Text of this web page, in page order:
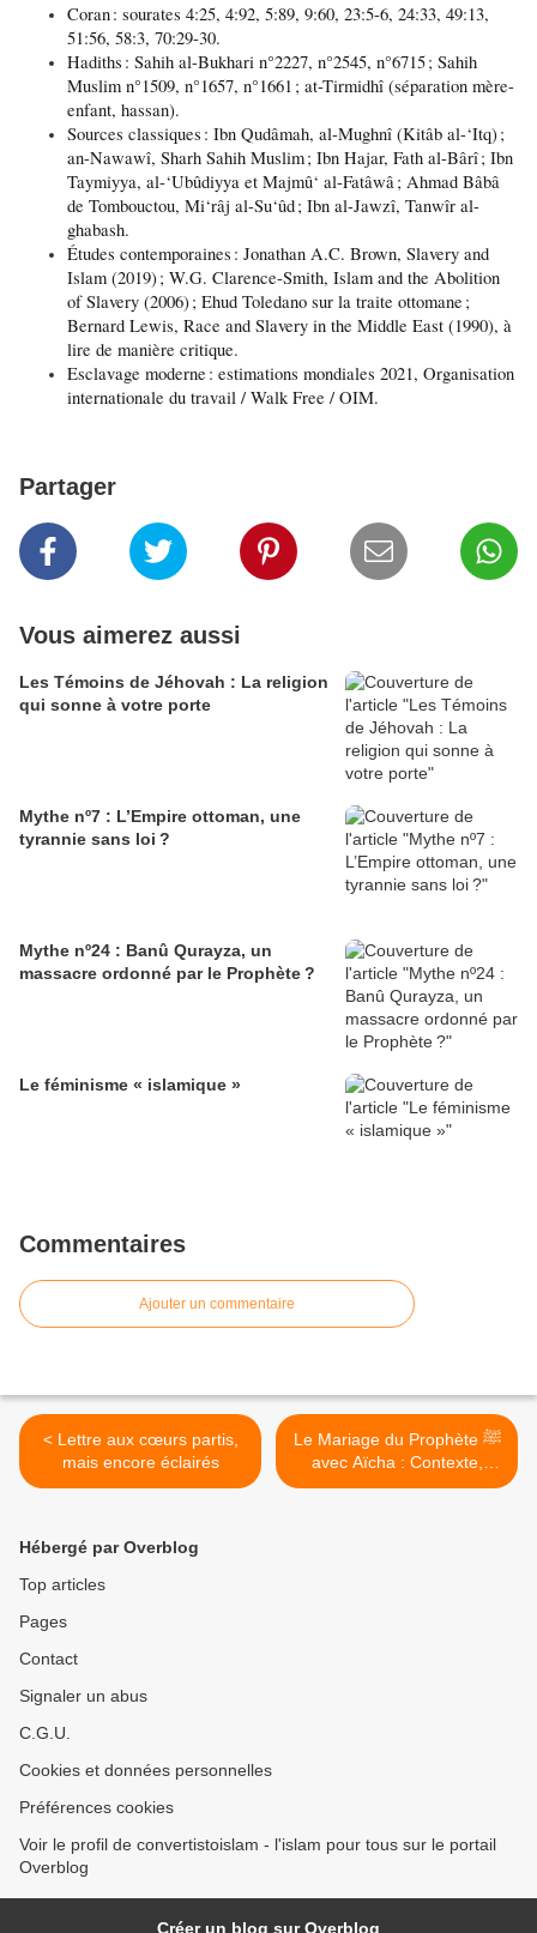
Coran : sourates 4:25, 4:92, 5:89, 9:60, 23:5-6, 24:33, 49:13,
51:56, 58:3, 70:29-30.
Hadiths : Sahih al-Bukhari n°2227, n°2545, n°6715 ; Sahih
Muslim n°1509, n°1657, n°1661 ; at-Tirmidhî (séparation mère-
enfant, hassan).
Sources classiques : Ibn Qudâmah, al-Mughnî (Kitâb al-‘Itq) ;
an-Nawawî, Sharh Sahih Muslim ; Ibn Hajar, Fath al-Bârî ; Ibn
Taymiyya, al-‘Ubûdiyya et Majmû‘ al-Fatâwâ ; Ahmad Bâbâ
de Tombouctou, Mi‘râj al-Su‘ûd ; Ibn al-Jawzî, Tanwîr al-
ghabash.
Études contemporaines : Jonathan A.C. Brown, Slavery and
Islam (2019) ; W.G. Clarence-Smith, Islam and the Abolition
of Slavery (2006) ; Ehud Toledano sur la traite ottomane ;
Bernard Lewis, Race and Slavery in the Middle East (1990), à
lire de manière critique.
Esclavage moderne : estimations mondiales 2021, Organisation
internationale du travail / Walk Free / OIM.
Partager
Vous aimerez aussi
Les Témoins de Jéhovah : La religion
qui sonne à votre porte
Mythe nº7 : L’Empire ottoman, une
tyrannie sans loi ?
Mythe nº24 : Banû Qurayza, un
massacre ordonné par le Prophète ?
Le féminisme « islamique »
Commentaires
Ajouter un commentaire
< Lettre aux cœurs partis,
mais encore éclairés
Le Mariage du Prophète ﷺ
avec Aïcha : Contexte,
Réalité, Réfutations et
Hébergé par Overblog
Top articles
Pages
Contact
Signaler un abus
C.G.U.
Cookies et données personnelles
Préférences cookies
Voir le profil de convertistoislam - l'islam pour tous sur le portail
Overblog
Créer un blog sur Overblog